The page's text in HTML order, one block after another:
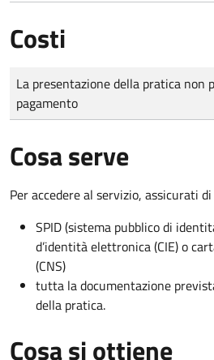
Costi
Tipo di pagamento
Importo
La presentazione della pratica non
pagamento
Cosa serve
Per accedere al servizio, assicurati
SPID (sistema pubblico di
d’identità elettronica (CIE) o
(CNS)
tutta la documentazione
della pratica.
Cosa si ottiene